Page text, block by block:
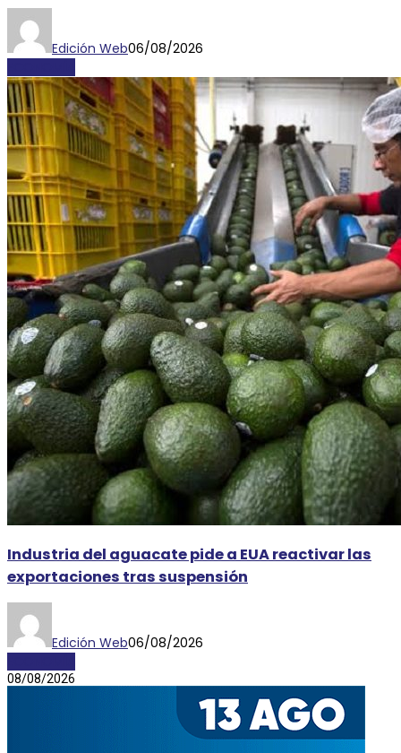
Edición Web06/08/2026
Industria del aguacate pide a EUA reactivar las
exportaciones tras suspensión
Edición Web06/08/2026
08/08/2026